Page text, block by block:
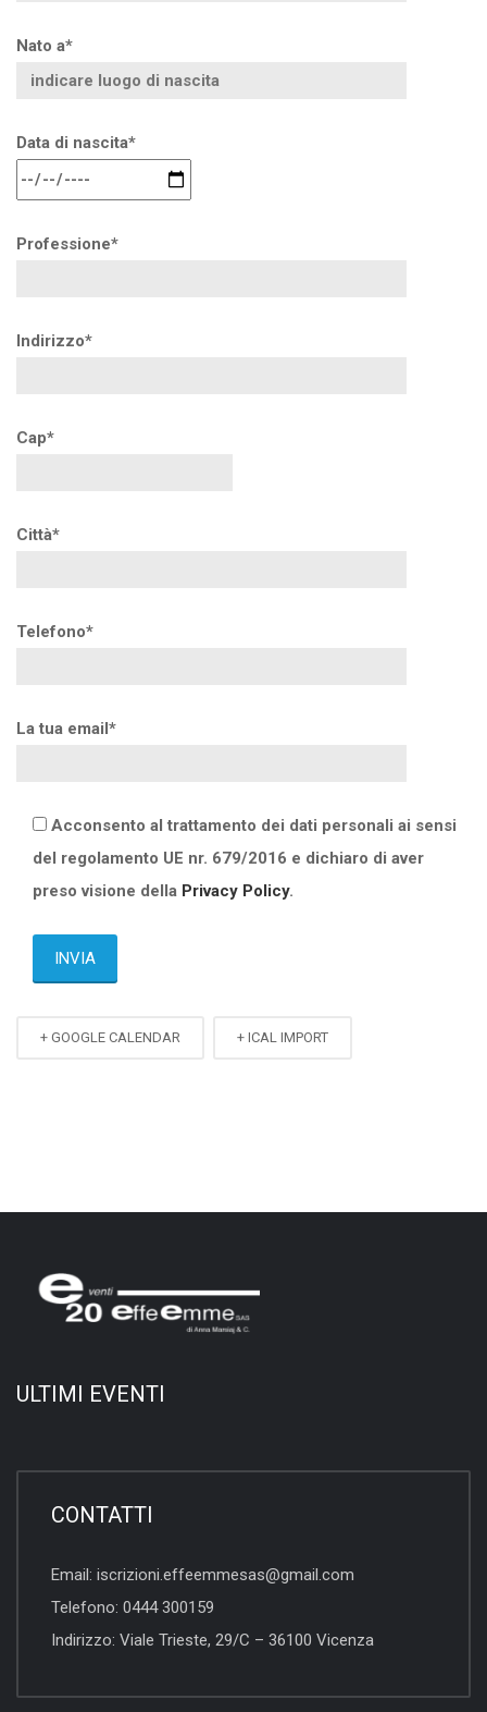
Nato a*
Data di nascita*
Professione*
Indirizzo*
Cap*
Città*
Telefono*
La tua email*
Acconsento al trattamento dei dati personali ai sensi
del regolamento UE nr. 679/2016 e dichiaro di aver
preso visione della Privacy Policy.
+ GOOGLE CALENDAR + ICAL IMPORT
ULTIMI EVENTI
CONTATTI
Email: iscrizioni.effeemmesas@gmail.com
Telefono: 0444 300159
Indirizzo: Viale Trieste, 29/C – 36100 Vicenza